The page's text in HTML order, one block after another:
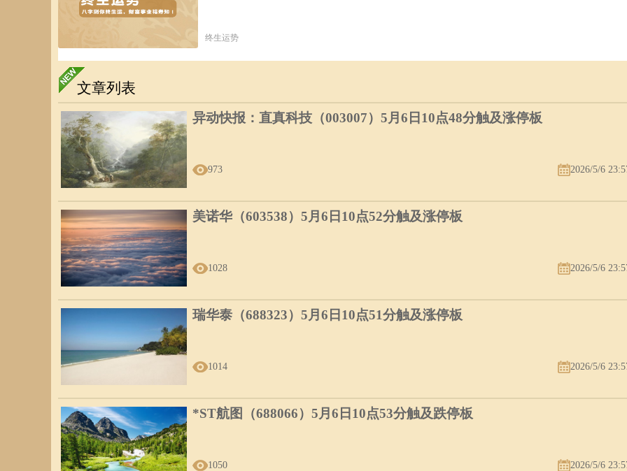
终生运势
文章列表
异动快报：直真科技（003007）5月6日10点48分触及涨停板
973 2026/5/6
美诺华（603538）5月6日10点52分触及涨停板
1028 2026/5/6
瑞华泰（688323）5月6日10点51分触及涨停板
1014 2026/5/6
*ST航图（688066）5月6日10点53分触及跌停板
1050 2026/5/6